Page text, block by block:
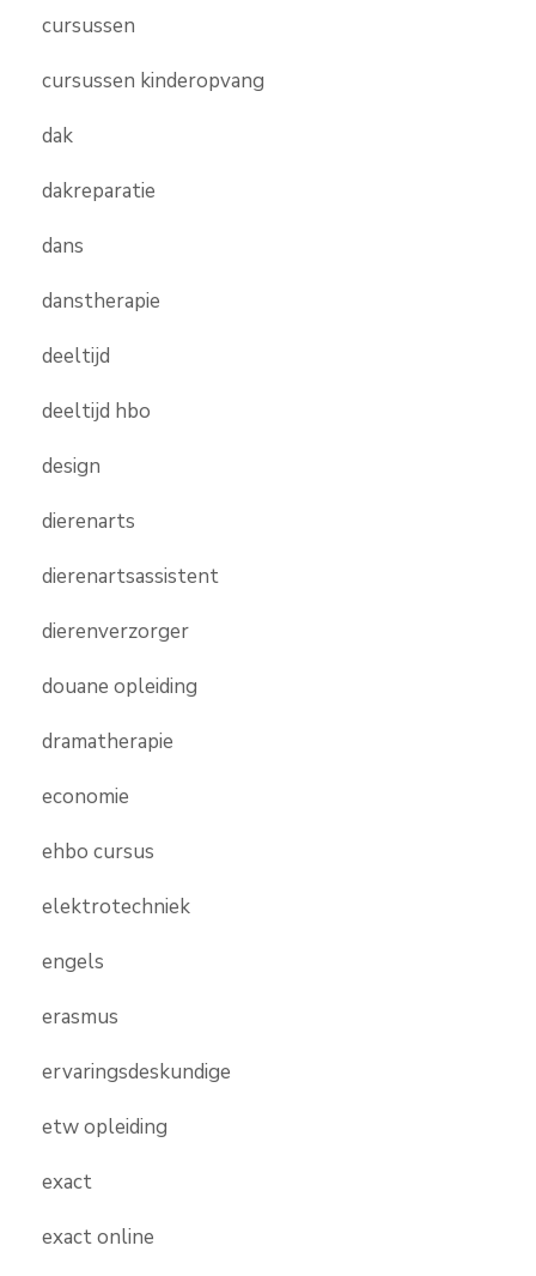
cursussen
cursussen kinderopvang
dak
dakreparatie
dans
danstherapie
deeltijd
deeltijd hbo
design
dierenarts
dierenartsassistent
dierenverzorger
douane opleiding
dramatherapie
economie
ehbo cursus
elektrotechniek
engels
erasmus
ervaringsdeskundige
etw opleiding
exact
exact online